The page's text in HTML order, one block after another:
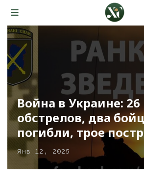
Война в Украине: 26
обстрелов, два
погибли, трое
Янв 12, 2025